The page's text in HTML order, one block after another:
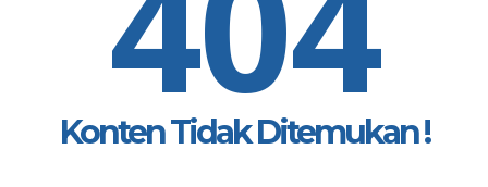
Konten Tidak Ditemukan !